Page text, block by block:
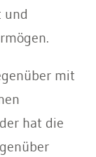
und
mit
hat die